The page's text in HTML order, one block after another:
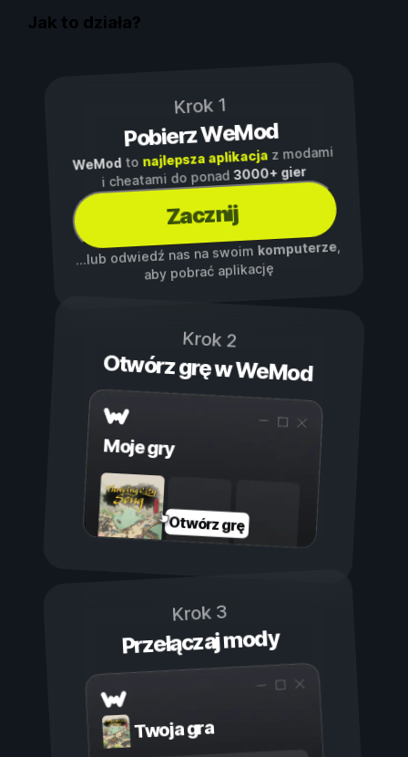
Jak to działa?
Krok 1
Pobierz WeMod
WeModto najlepsza aplikacjaz modami
i cheatami do ponad3000+ gier
Zacznij
...lub odwiedź nas na swoim komputerze,
aby pobrać aplikację
Krok 2
Otwórz grę w WeMod
Moje gry
Otwórz grę
Krok 3
Przełączaj mody
Twoja gra